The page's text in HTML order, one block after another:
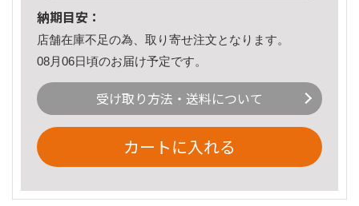
納期目安：
店舗在庫不足の為、取り寄せ注文となります。
08月06日頃のお届け予定です。
受け取り方法・送料について
カートに入れる